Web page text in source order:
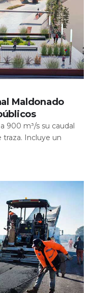
Maldonado
900 m³/s su caudal
Incluye un